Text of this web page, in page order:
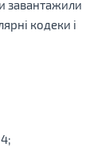
завантажили
кодеки і